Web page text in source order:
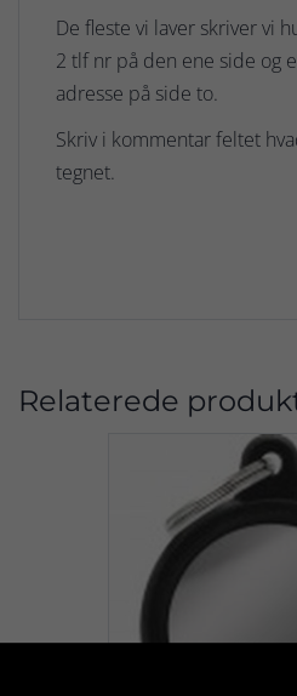
De fleste vi laver skriver vi
2 tlf nr på den ene side og
adresse på side to.
Skriv i kommentar feltet
tegnet.
Relaterede